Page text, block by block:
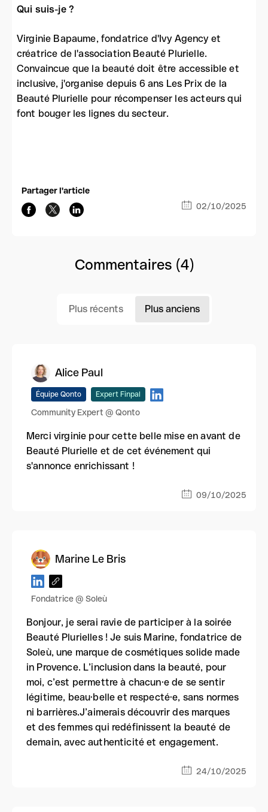
Qui suis-je ?
Virginie Bapaume, fondatrice d'Ivy Agency et
créatrice de l'association Beauté Plurielle.
Convaincue que la beauté doit être accessible et
inclusive, j'organise depuis 6 ans Les Prix de la
Beauté Plurielle pour récompenser les acteurs qui
font bouger les lignes du secteur.
Partager l'article
02/10/2025
Commentaires (4)
Plus récents Plus anciens
Alice Paul
Équipe Qonto Expert Finpal
Community Expert @ Qonto
Merci virginie pour cette belle mise en avant de
Beauté Plurielle et de cet événement qui
s'annonce enrichissant !
09/10/2025
Marine Le Bris
Fondatrice @ Soleù
Bonjour, je serai ravie de participer à la soirée
Beauté Plurielles ! Je suis Marine, fondatrice de
Soleù, une marque de cosmétiques solide made
in Provence. L’inclusion dans la beauté, pour
moi, c’est permettre à chacun·e de se sentir
légitime, beau·belle et respecté·e, sans normes
ni barrières.J’aimerais découvrir des marques
et des femmes qui redéfinissent la beauté de
demain, avec authenticité et engagement.
24/10/2025